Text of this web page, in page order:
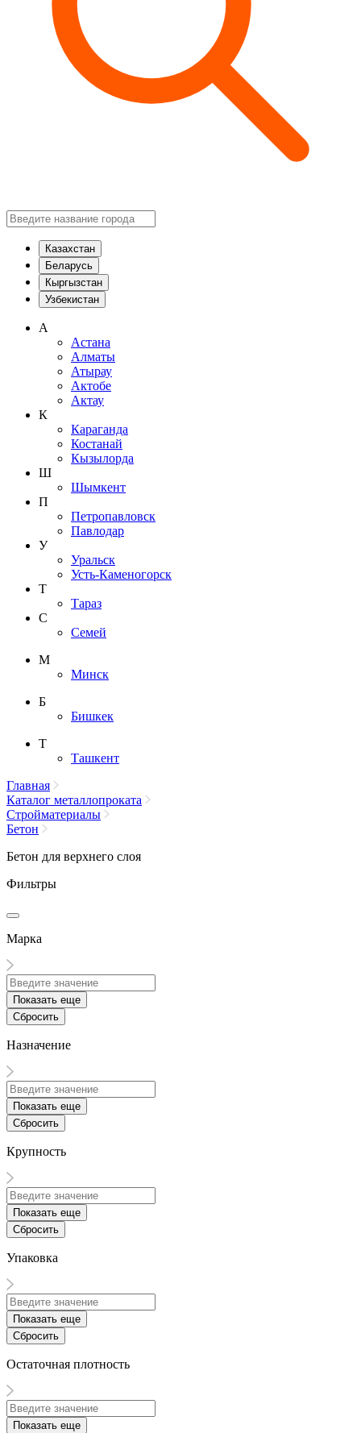
Казахстан
Беларусь
Кыргызстан
Узбекистан
А
Астана
Алматы
Атырау
Актобе
Актау
К
Караганда
Костанай
Кызылорда
Ш
Шымкент
П
Петропавловск
Павлодар
У
Уральск
Усть-Каменогорск
Т
Тараз
С
Семей
М
Минск
Б
Бишкек
Т
Ташкент
Главная
Каталог металлопроката
Стройматериалы
Бетон
Бетон для верхнего слоя
Фильтры
Марка
Показать еще
Сбросить
Назначение
Показать еще
Сбросить
Крупность
Показать еще
Сбросить
Упаковка
Показать еще
Сбросить
Остаточная плотность
Показать еще